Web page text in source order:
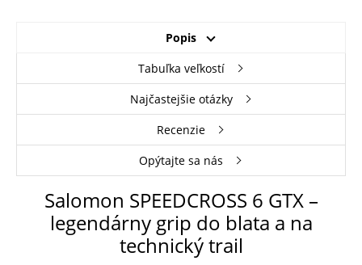
Popis
Tabuľka veľkostí
Najčastejšie otázky
Recenzie
Opýtajte sa nás
Salomon SPEEDCROSS 6 GTX –
legendárny grip do blata a na
technický trail